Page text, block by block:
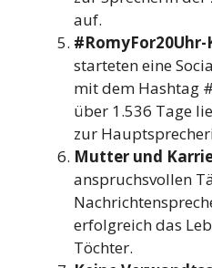
auf.
starteten eine
mit dem Hashtag
über 1.536 Tage
zur
Mutter und
anspruchsvollen
erfolgreich das
Töchter.